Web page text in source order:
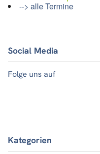
--> alle Termine
Social Media
Folge uns auf
Kategorien